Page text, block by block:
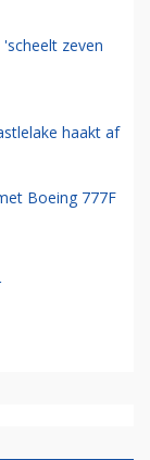
zeven
haakt af
Boeing 777F